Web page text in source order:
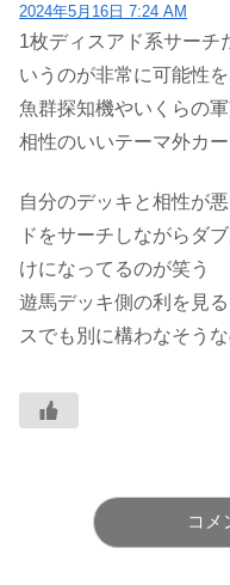
2024年5月16日 7:24 AM
1枚ディスアド系サーチ
いうのが非常に可能性
魚群探知機やいくらの
相性のいいテーマ外カ
自分のデッキと相性が
ドをサーチしながらダ
けになってるのが笑う
遊馬デッキ側の利を見
スでも別に構わなそう
コメ